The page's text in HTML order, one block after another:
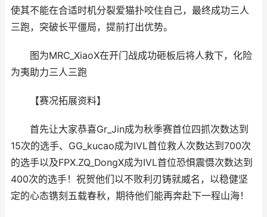
使其不能在合适时机分裂爱猫扑咬住自己，最终成功三人
三跑，突破长平僵局，提前打出优势。
图为MRC_XiaoX在开门战成功砸板后将人救下，化险
为夷助力三人三跑
【赛况拓展资料】
首先让大家恭喜Gr_Jin成为秋季赛首位四抓次数达到
15次的选手、GG_kucao成为IVL首位救人次数达到700次
的选手以及FPX.ZQ_DongX成为IVL首位恐惧震慑次数达到
400次的选手！祝贺他们以不败利刃铸就威名，以稳健坚
定的心态镌刻五载春秋，期待他们能再奔赴下一程山海！